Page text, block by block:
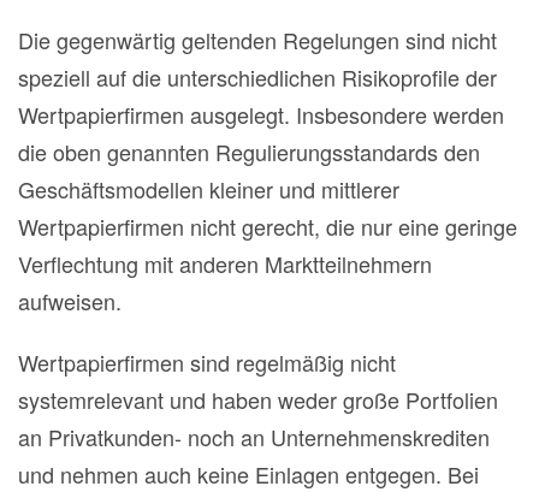
Die gegenwärtig geltenden Regelungen sind nicht
speziell auf die unterschiedlichen Risikoprofile der
Wertpapierfirmen ausgelegt. Insbesondere werden
die oben genannten Regulierungsstandards den
Geschäftsmodellen kleiner und mittlerer
Wertpapierfirmen nicht gerecht, die nur eine geringe
Verflechtung mit anderen Marktteilnehmern
aufweisen.
Wertpapierfirmen sind regelmäßig nicht
systemrelevant und haben weder große Portfolien
an Privatkunden- noch an Unternehmenskrediten
und nehmen auch keine Einlagen entgegen. Bei